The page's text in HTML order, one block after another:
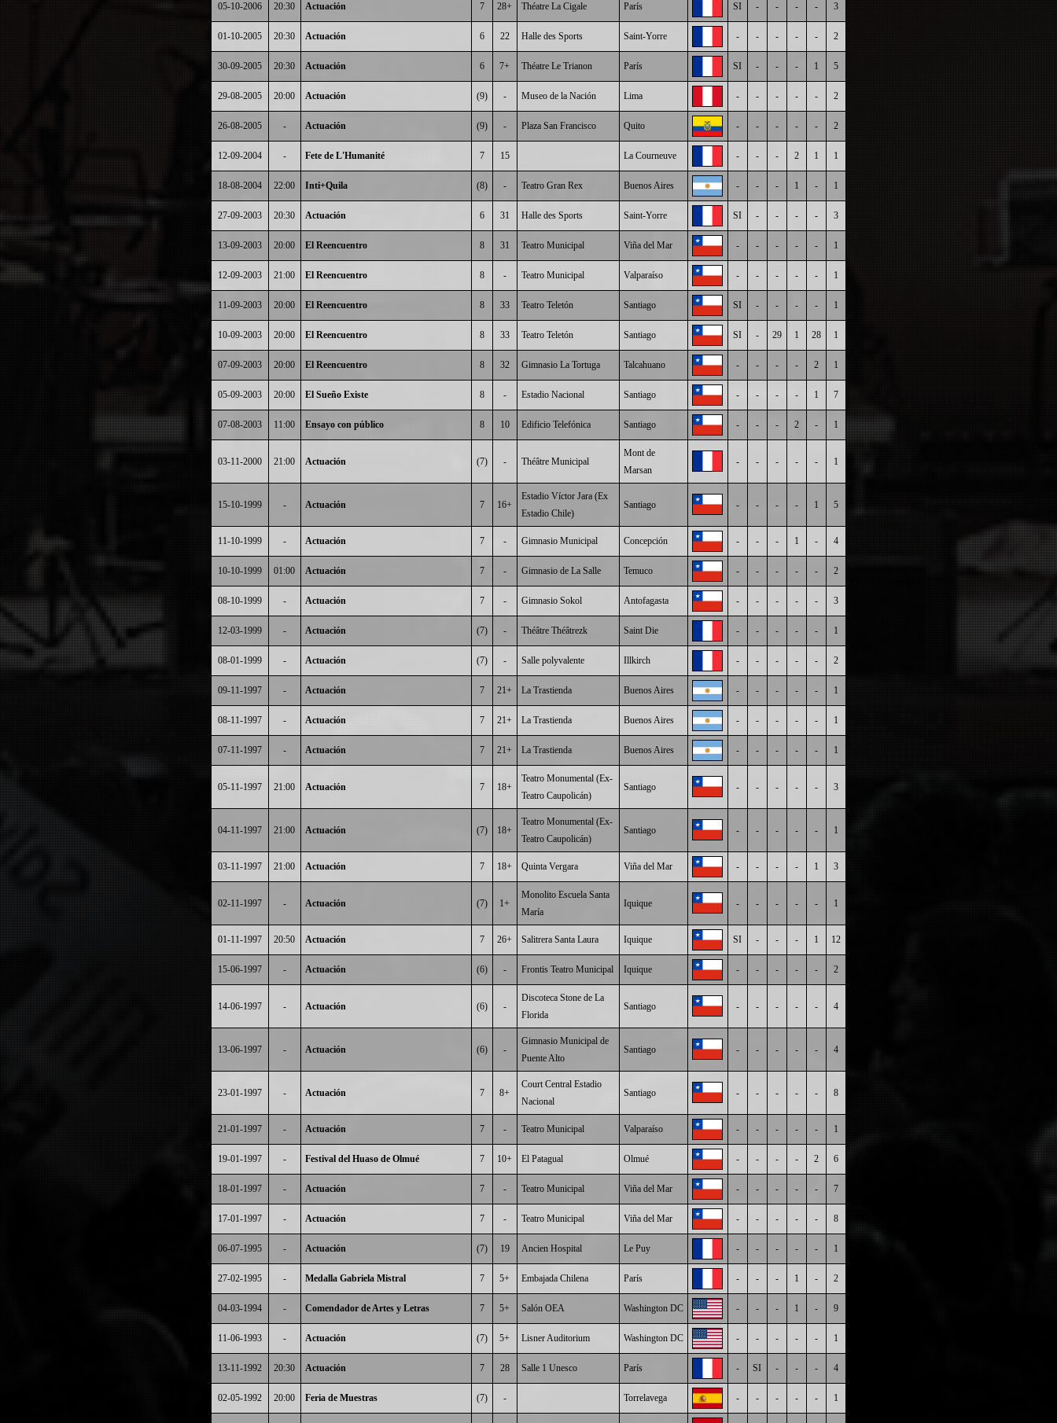
05-10-2006 20:30 Actuación 7 28+ Théatre La Cigale París SI - - - - 3
01-10-2005 20:30 Actuación 6 22 Halle des Sports Saint-Yorre - - - - - 2
30-09-2005 20:30 Actuación 6 7+ Théatre Le Trianon París SI - - - 1 5
29-08-2005 20:00 Actuación (9) - Museo de la Nación Lima - - - - - 2
26-08-2005 - Actuación (9) - Plaza San Francisco Quito - - - - - 2
12-09-2004 - Fete de L'Humanité 7 15 La Courneuve - - - 2 1 1
18-08-2004 22:00 Inti+Quila (8) - Teatro Gran Rex Buenos Aires - - - 1 - 1
27-09-2003 20:30 Actuación 6 31 Halle des Sports Saint-Yorre SI - - - - 3
13-09-2003 20:00 El Reencuentro 8 31 Teatro Municipal Viña del Mar - - - - - 1
12-09-2003 21:00 El Reencuentro 8 - Teatro Municipal Valparaíso - - - - - 1
11-09-2003 20:00 El Reencuentro 8 33 Teatro Teletón Santiago SI - - - - 1
10-09-2003 20:00 El Reencuentro 8 33 Teatro Teletón Santiago SI - 29 1 28 1
07-09-2003 20:00 El Reencuentro 8 32 Gimnasio La Tortuga Talcahuano - - - - 2 1
05-09-2003 20:00 El Sueño Existe 8 - Estadio Nacional Santiago - - - - 1 7
07-08-2003 11:00 Ensayo con público 8 10 Edificio Telefónica Santiago - - - 2 - 1
03-11-2000 21:00 Actuación (7) - Théâtre Municipal
Mont de
Marsan
- - - - - 1
15-10-1999 - Actuación 7 16+
Estadio Víctor Jara (Ex
Estadio Chile)
Santiago - - - - 1 5
11-10-1999 - Actuación 7 - Gimnasio Municipal Concepción - - - 1 - 4
10-10-1999 01:00 Actuación 7 - Gimnasio de La Salle Temuco - - - - - 2
08-10-1999 - Actuación 7 - Gimnasio Sokol Antofagasta - - - - - 3
12-03-1999 - Actuación (7) - Théâtre Théâtrezk Saint Die - - - - - 1
08-01-1999 - Actuación (7) - Salle polyvalente Illkirch - - - - - 2
09-11-1997 - Actuación 7 21+ La Trastienda Buenos Aires - - - - - 1
08-11-1997 - Actuación 7 21+ La Trastienda Buenos Aires - - - - - 1
07-11-1997 - Actuación 7 21+ La Trastienda Buenos Aires - - - - - 1
05-11-1997 21:00 Actuación 7 18+
Teatro Monumental (Ex-
Teatro Caupolicán)
Santiago - - - - - 3
04-11-1997 21:00 Actuación (7) 18+
Teatro Monumental (Ex-
Teatro Caupolicán)
Santiago - - - - - 1
03-11-1997 21:00 Actuación 7 18+ Quinta Vergara Viña del Mar - - - - 1 3
02-11-1997 - Actuación (7) 1+
Monolito Escuela Santa
María
Iquique - - - - - 1
01-11-1997 20:50 Actuación 7 26+ Salitrera Santa Laura Iquique SI - - - 1 12
15-06-1997 - Actuación (6) - Frontis Teatro Municipal Iquique - - - - - 2
14-06-1997 - Actuación (6) -
Discoteca Stone de La
Florida
Santiago - - - - - 4
13-06-1997 - Actuación (6) -
Gimnasio Municipal de
Puente Alto
Santiago - - - - - 4
23-01-1997 - Actuación 7 8+
Court Central Estadio
Nacional
Santiago - - - - - 8
21-01-1997 - Actuación 7 - Teatro Municipal Valparaíso - - - - - 1
19-01-1997 - Festival del Huaso de Olmué 7 10+ El Patagual Olmué - - - - 2 6
18-01-1997 - Actuación 7 - Teatro Municipal Viña del Mar - - - - - 7
17-01-1997 - Actuación 7 - Teatro Municipal Viña del Mar - - - - - 8
06-07-1995 - Actuación (7) 19 Ancien Hospital Le Puy - - - - - 1
27-02-1995 - Medalla Gabriela Mistral 7 5+ Embajada Chilena París - - - 1 - 2
04-03-1994 - Comendador de Artes y Letras 7 5+ Salón OEA Washington DC - - - 1 - 9
11-06-1993 - Actuación (7) 5+ Lisner Auditorium Washington DC - - - - - 1
13-11-1992 20:30 Actuación 7 28 Salle 1 Unesco París - SI - - - 4
02-05-1992 20:00 Feria de Muestras (7) - Torrelavega - - - - - 1